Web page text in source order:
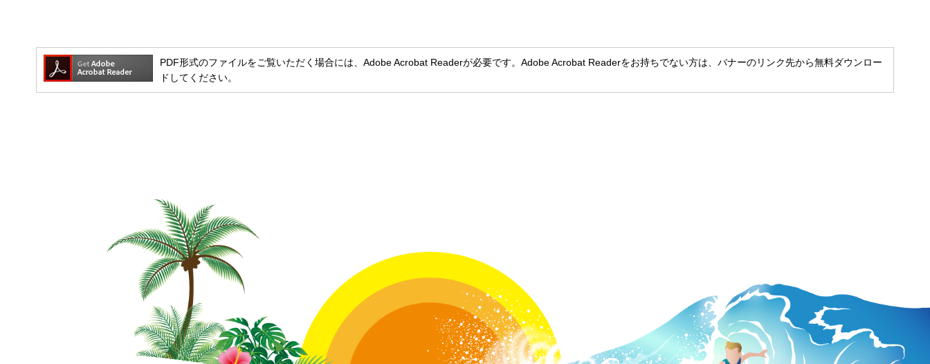
PDF形式のファイルをご覧いただく場合には、Adobe Acrobat Readerが必要です。Adobe Acrobat Readerをお持ちでない方は、バナーのリンク先から無料ダウンロー
ドしてください。